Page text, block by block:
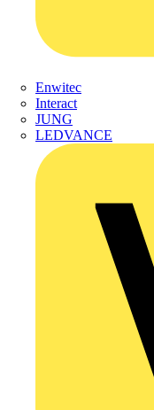
Enwitec
Interact
JUNG
LEDVANCE